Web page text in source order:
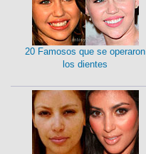
20 Famosos que se operaron
los dientes